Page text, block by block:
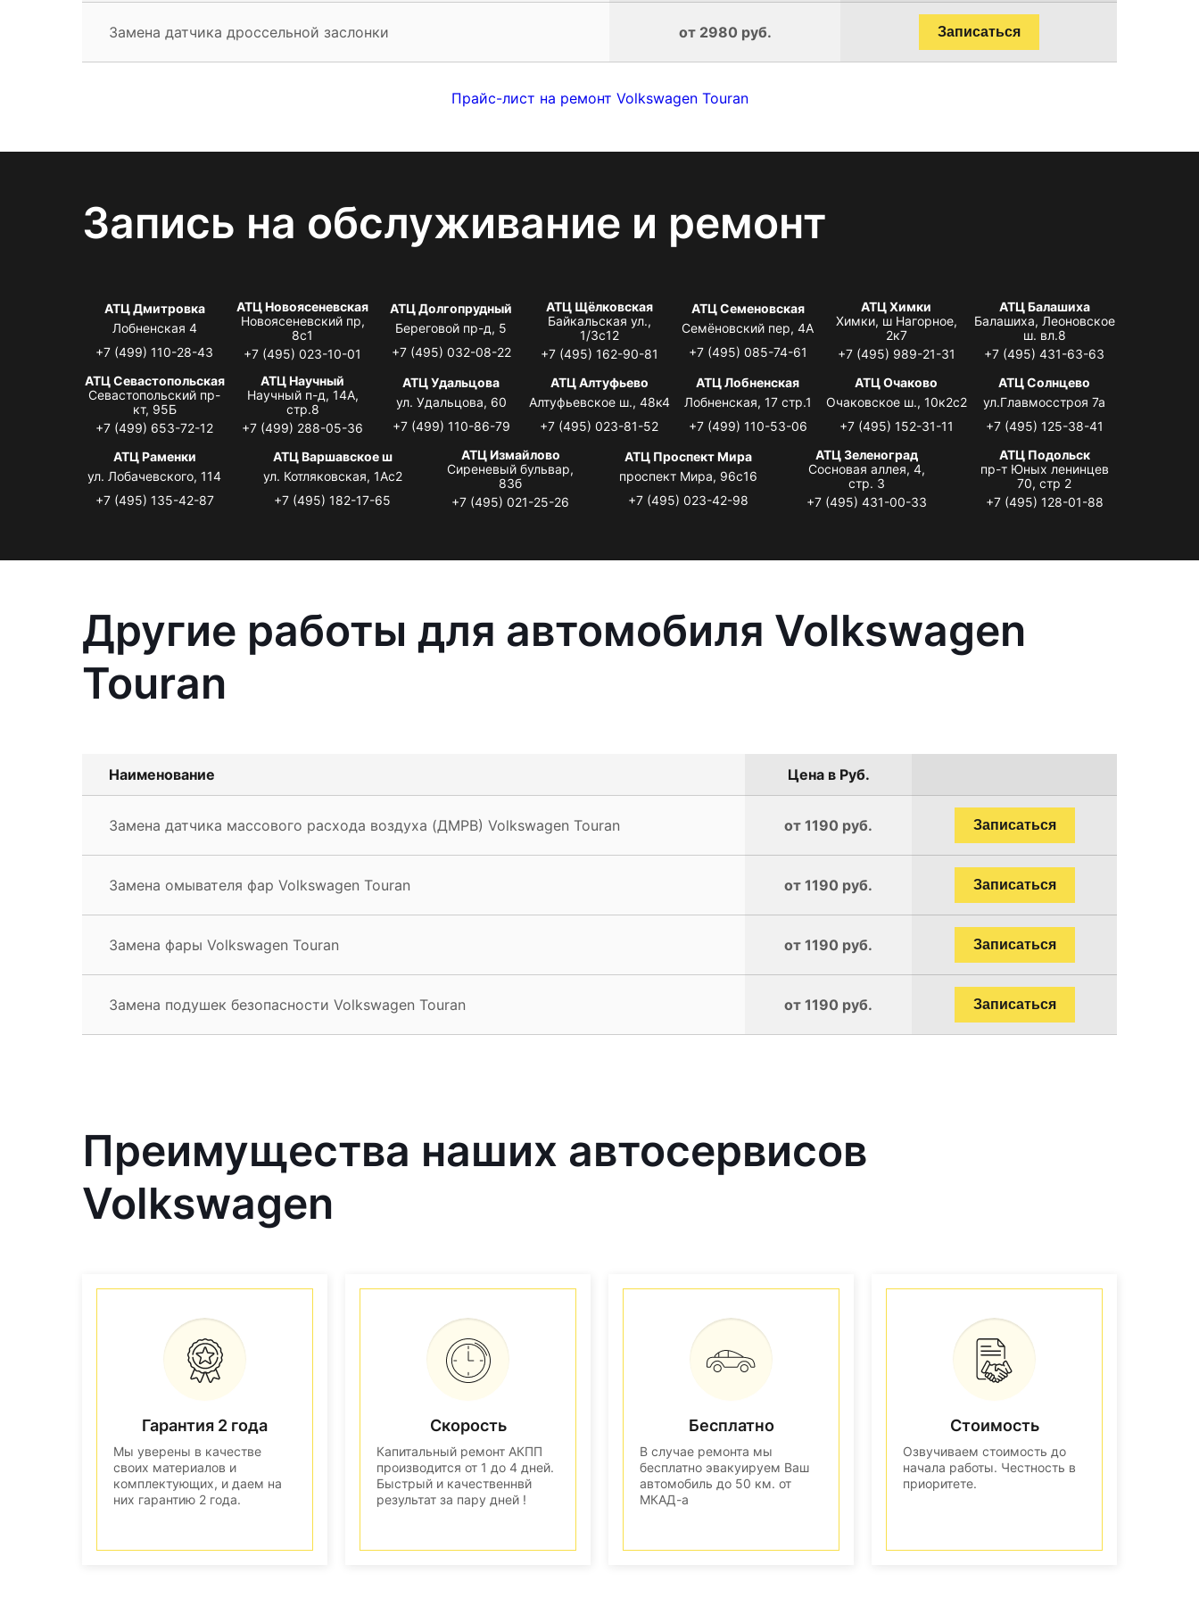
Замена датчика дроссельной заслонки от 2980 руб. Записаться
Прайс-лист на ремонт Volkswagen Touran
Запись на обслуживание и ремонт
АТЦ Дмитровка
Лобненская 4
+7 (499) 110-28-43
АТЦ Новоясеневская
Новоясеневский пр,
8с1
+7 (495) 023-10-01
АТЦ Долгопрудный
Береговой пр-д, 5
+7 (495) 032-08-22
АТЦ Щёлковская
Байкальская ул.,
1/3с12
+7 (495) 162-90-81
АТЦ Семеновская
Семёновский пер, 4А
+7 (495) 085-74-61
АТЦ Химки
Химки, ш Нагорное,
2к7
+7 (495) 989-21-31
АТЦ Балашиха
Балашиха, Леоновское
ш. вл.8
+7 (495) 431-63-63
АТЦ Севастопольская
Севастопольский пр-
кт, 95Б
+7 (499) 653-72-12
АТЦ Научный
Научный п-д, 14А,
стр.8
+7 (499) 288-05-36
АТЦ Удальцова
ул. Удальцова, 60
+7 (499) 110-86-79
АТЦ Алтуфьево
Алтуфьевское ш., 48к4
+7 (495) 023-81-52
АТЦ Лобненская
Лобненская, 17 стр.1
+7 (499) 110-53-06
АТЦ Очаково
Очаковское ш., 10к2с2
+7 (495) 152-31-11
АТЦ Солнцево
ул.Главмосстроя 7а
+7 (495) 125-38-41
АТЦ Раменки
ул. Лобачевского, 114
+7 (495) 135-42-87
АТЦ Варшавское ш
ул. Котляковская, 1Ас2
+7 (495) 182-17-65
АТЦ Измайлово
Сиреневый бульвар,
83б
+7 (495) 021-25-26
АТЦ Проспект Мира
проспект Мира, 96с16
+7 (495) 023-42-98
АТЦ Зеленоград
Сосновая аллея, 4,
стр. 3
+7 (495) 431-00-33
АТЦ Подольск
пр-т Юных ленинцев
70, стр 2
+7 (495) 128-01-88
Другие работы для автомобиля Volkswagen
Touran
Наименование Цена в Руб.
Замена датчика массового расхода воздуха (ДМРВ) Volkswagen Touran от 1190 руб. Записаться
Замена омывателя фар Volkswagen Touran от 1190 руб. Записаться
Замена фары Volkswagen Touran от 1190 руб. Записаться
Замена подушек безопасности Volkswagen Touran от 1190 руб. Записаться
Преимущества наших автосервисов
Volkswagen
Гарантия 2 года
Мы уверены в качестве
своих материалов и
комплектующих, и даем на
них гарантию 2 года.
Скорость
Капитальный ремонт АКПП
производится от 1 до 4 дней.
Быстрый и качественнвй
результат за пару дней !
Бесплатно
В случае ремонта мы
бесплатно эвакуируем Ваш
автомобиль до 50 км. от
МКАД-а
Стоимость
Озвучиваем стоимость до
начала работы. Честность в
приоритете.